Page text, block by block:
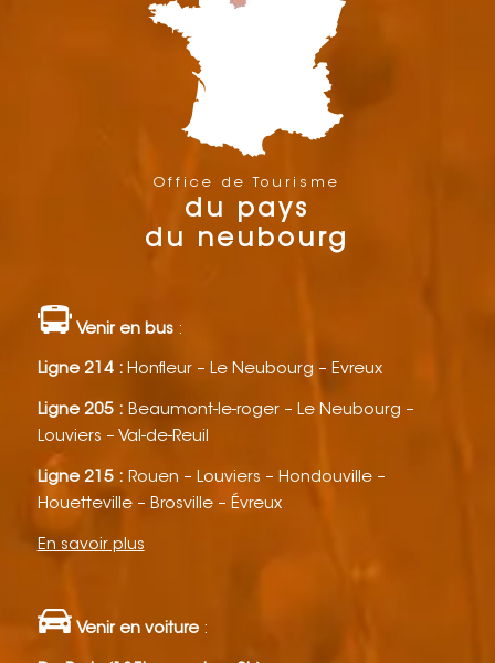
Office de Tourisme
du pays
du neubourg
Venir en bus:
Ligne 214 : Honfleur – Le Neubourg – Evreux
Ligne 205 : Beaumont-le-roger – Le Neubourg –
Louviers – Val-de-Reuil
Ligne 215 : Rouen – Louviers – Hondouville –
Houetteville – Brosville – Évreux
En savoir plus
Venir en voiture: